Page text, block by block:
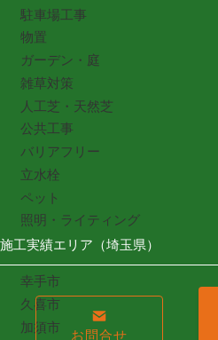
駐車場工事
物置
ガーデン・庭
雑草対策
人工芝・天然芝
公共工事
バリアフリー
立水栓
ペット
照明・ライティング
施工実績エリア（埼玉県）
幸手市
久喜市
加須市
お問合せ